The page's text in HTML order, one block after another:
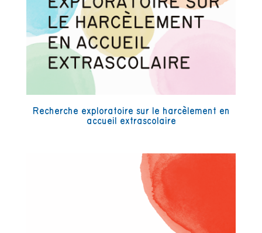
Recherche exploratoire sur le harcèlement en
accueil extrascolaire